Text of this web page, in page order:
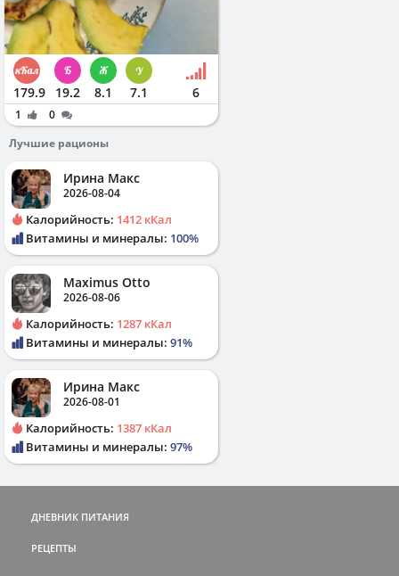
179.9 19.2 8.1 7.1 6
1
0
Лучшие рационы
Ирина Макс
2026-08-04
Калорийность: 1412 кКал
Витамины и минералы: 100%
Maximus Otto
2026-08-06
Калорийность: 1287 кКал
Витамины и минералы: 91%
Ирина Макс
2026-08-01
Калорийность: 1387 кКал
Витамины и минералы: 97%
ДНЕВНИК ПИТАНИЯ
РЕЦЕПТЫ